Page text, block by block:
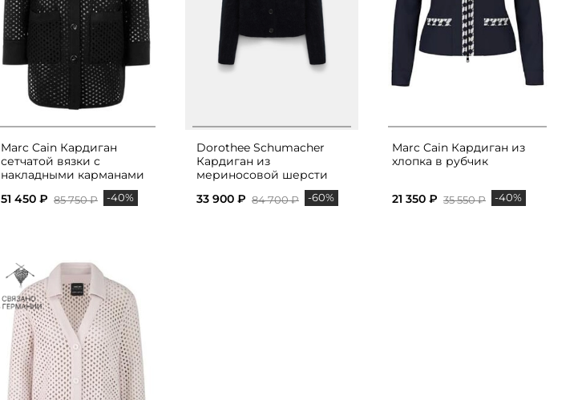
Marc Cain Кардиган
сетчатой вязки с
накладными карманами
51 450 ₽ 85 750 ₽ -40%
Dorothee Schumacher
Кардиган из
мериносовой шерсти
33 900 ₽ 84 700 ₽ -60%
Marc Cain Кардиган из
хлопка в рубчик
21 350 ₽ 35 550 ₽ -40%